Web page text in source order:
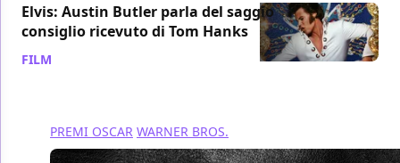
Elvis: Austin Butler parla del saggio
consiglio ricevuto di Tom Hanks
FILM
PREMI OSCAR WARNER BROS.